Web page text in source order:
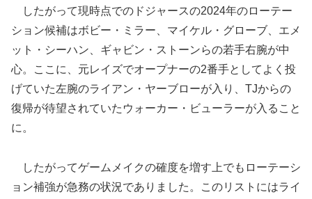
したがって現時点でのドジャースの2024年のローテー
ション候補はボビー・ミラー、マイケル・グローブ、エメ
ット・シーハン、ギャビン・ストーンらの若手右腕が中
心。ここに、元レイズでオープナーの2番手としてよく投
げていた左腕のライアン・ヤーブローが入り、TJからの
復帰が待望されていたウォーカー・ビューラーが入ること
に。
したがってゲームメイクの確度を増す上でもローテーシ
ョン補強が急務の状況でありました。このリストにはライ